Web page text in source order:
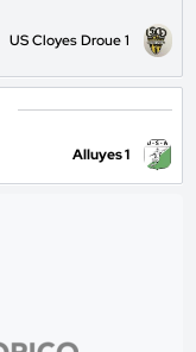
US Cloyes Droue 1
Alluyes 1